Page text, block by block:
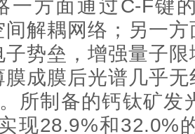
一方面通过C-F键
间解耦网络；另一
势垒，增强量子
膜成膜后光谱几乎
所制备的钙钛矿发
现28.9%和32.0%